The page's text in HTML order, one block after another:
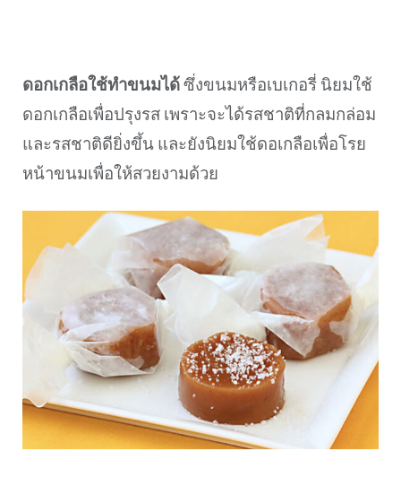
ดอกเกลือใช้ทำขนมได้ซึ่งขนมหรือเบเกอรี่ นิยมใช้
ดอกเกลือเพื่อปรุงรส เพราะจะได้รสชาติที่กลมกล่อม
และรสชาติดียิ่งขึ้น และยังนิยมใช้ดอเกลือเพื่อโรย
หน้าขนมเพื่อให้สวยงามด้วย